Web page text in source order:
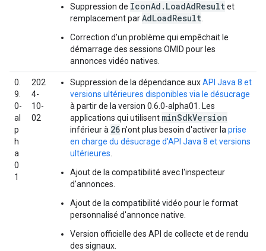
Suppression de IconAd.LoadAdResultet
remplacement parAdLoadResult
Correction d'un problème qui empêchait le
démarrage des sessions OMID pour les
annonces vidéo natives.
0.
9.
0-
al
p
h
a
0
1
202
4-
10-
02
Suppression de la dépendance auxAPI Java 8 et
versions ultérieures disponibles via le désucrage
à partir de la version 0.6.0-alpha01. Les
applications qui utilisent minSdkVersion
inférieur à 26n'ont plus besoin d'activer la prise
en charge du désucrage d'API Java 8 et versions
ultérieures
Ajout de la compatibilité avec l'inspecteur
d'annonces.
Ajout de la compatibilité vidéo pour le format
personnalisé d'annonce native.
Version officielle des API de collecte et de rendu
des signaux.